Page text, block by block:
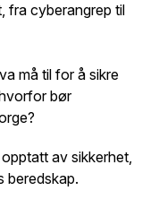
fra cyberangrep til
må til for å sikre
bør
av sikkerhet,
beredskap.